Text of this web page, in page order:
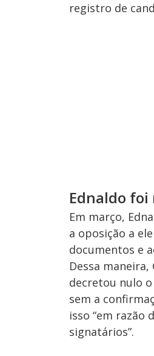
registro de
Ednaldo
Em março,
a oposição a
documentos e
Dessa
decretou nulo
sem a
isso “em razão
signatários”.